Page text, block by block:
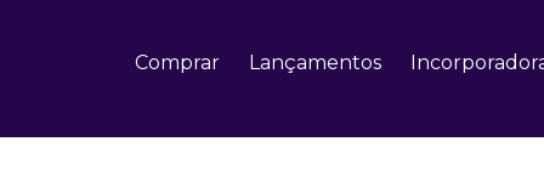
Comprar Lançamentos